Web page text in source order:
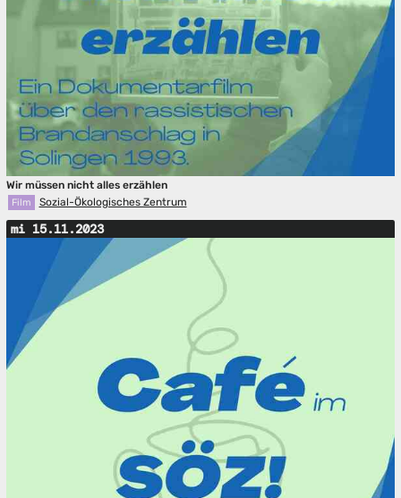
Wir müssen nicht alles erzählen
Film Sozial-Ökologisches Zentrum
mi 15.11.2023